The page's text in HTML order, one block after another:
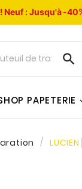
!Neuf : Jusqu'à -

PAPETERIE